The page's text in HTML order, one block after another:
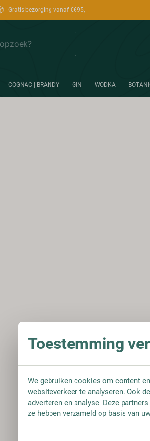
Gratis bezorging vanaf €695,-
COGNAC | BRANDY GIN WODKA
Toestemming
We gebruiken cookies om content
websiteverkeer te analyseren. Ook
adverteren en analyse. Deze
ze hebben verzameld op basis van